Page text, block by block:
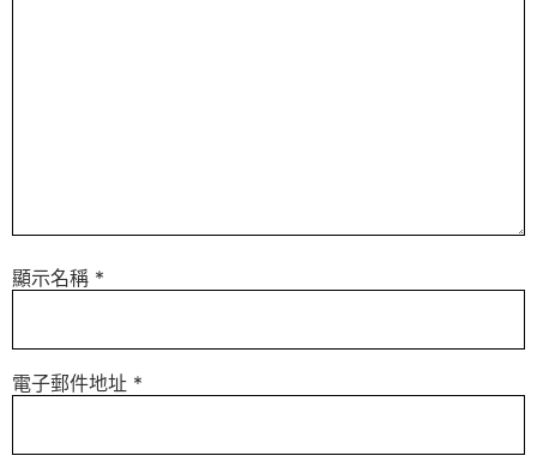
顯示名稱 *
電子郵件地址 *